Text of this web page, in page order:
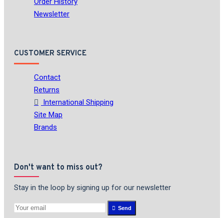
Newsletter
CUSTOMER SERVICE
Contact
Returns
International Shipping
Site Map
Brands
Don't want to miss out?
Stay in the loop by signing up for our newsletter
Send